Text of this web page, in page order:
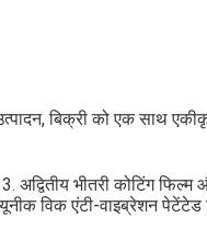
बिक्री को एक साथ
भीतरी कोटिंग फिल्म
यूनीक विक एंटी-वाइब्रेशन